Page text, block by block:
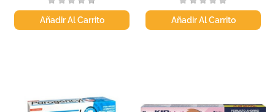
Añadir Al Carrito Añadir Al Carrito